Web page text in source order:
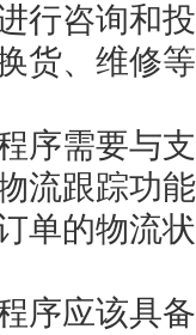
行咨询和
货、维修
序需要与
流跟踪功
单的物流
序应该具